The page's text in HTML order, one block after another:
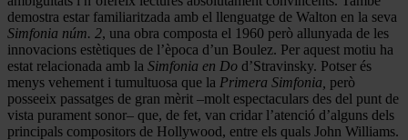
demostra estar familiaritzada amb el llenguatge de Walton en la seva
Simfonia núm. 2, una obra composta el 1960 però allunyada de les
innovacions estètiques de l’època d’un Boulez. Per aquest motiu ha
estat relacionada amb la Simfonia en Do d’Stravinsky. Potser és
menys vehement i tumultuosa que la Primera Simfonia, però
posseeix passatges de gran mèrit –molt espectaculars des del punt de
vista purament sonor– que, de fet, van cridar l’atenció d’alguns dels
principals compositors de Hollywood, entre els quals John Williams.